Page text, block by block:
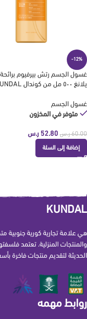
-12%
غسول الجسم رتش بيرفيوم برائحة
يلانغ ٥٠٠ مل من كوندال KUNDAL
غسول الجسم
متوفر في المخزون
60.00 ر.س 52.80 ر.س
إضافة إلى السلة
KUNDAL
هي علامة تجارية كورية جنوبية
والمنتجات المنزلية. تعتمد
الحديثة لتقديم منتجات فاخرة
روابط مهمه